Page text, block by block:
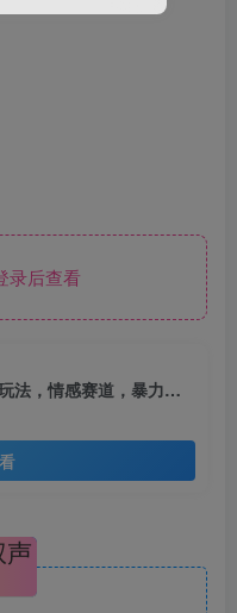
录后查看
（12922期）2024最新视频号分成玩法，情感赛道，暴力起号，矩阵操作轻松月入3W+